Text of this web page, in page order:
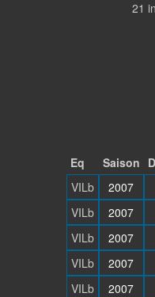
21
Eq Saison
VILb
2007
VILb
2007
VILb
2007
VILb
2007
VILb
2007